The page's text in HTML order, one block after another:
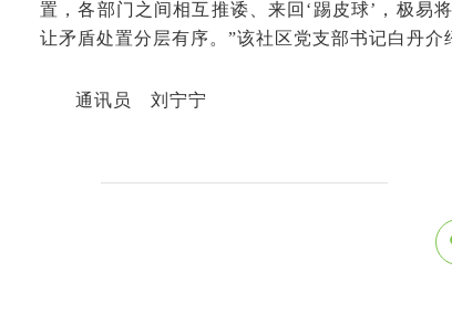
置，各部门之间相互推诿、来回‘踢皮球’，极易
让矛盾处置分层有序。”该社区党支部书记白丹介
通讯员 刘宁宁